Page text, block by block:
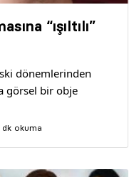
“ışıltılı”
dönemlerinden
görsel bir obje
dk okuma